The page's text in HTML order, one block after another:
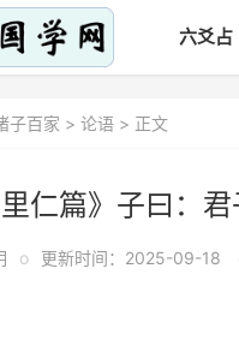
六爻占
子百家 > 论语 > 正文
里仁篇》子曰：
o 更新时间：2025-09-18